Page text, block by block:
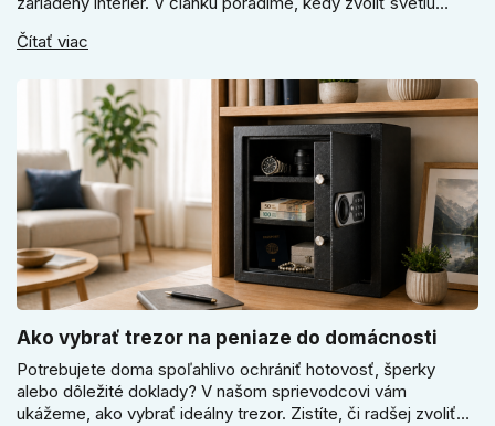
ako vyberať medzi okrúhlym a štvorcovým štítom. Nové
Čítať viac
Ako vybrať trezor na peniaze do domácnosti
Potrebujete doma spoľahlivo ochrániť hotovosť, šperky
alebo dôležité doklady? V našom sprievodcovi vám
ukážeme, ako vybrať ideálny trezor. Zistíte, či radšej zvoliť